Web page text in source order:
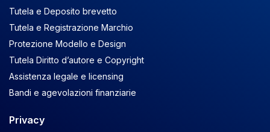
Tutela e Deposito brevetto
Tutela e Registrazione Marchio
Protezione Modello e Design
Tutela Diritto d’autore e Copyright
Assistenza legale e licensing
Bandi e agevolazioni finanziarie
Privacy